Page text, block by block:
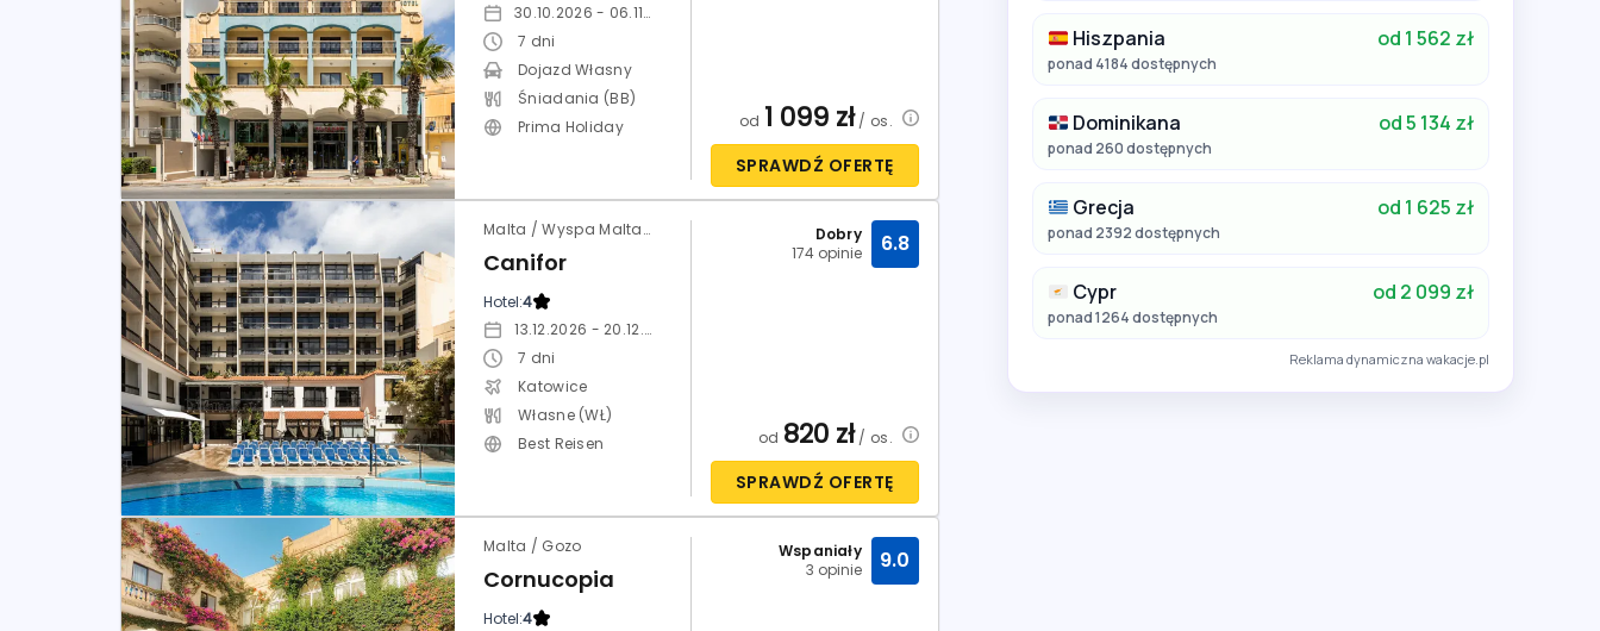
30.10.2026 - 06.11.2026
7 dni
Dojazd Własny
Śniadania (BB)
Prima Holiday
od 1 099 zł/ os.
SPRAWDŹ OFERTĘ
Malta / Wyspa Malta / St. Paul's Bay
Canifor
Hotel:4
13.12.2026 - 20.12.2026
7 dni
Katowice
Własne (WŁ)
Best Reisen
Dobry
174 opinie
6.8
od 820 zł/ os.
SPRAWDŹ OFERTĘ
Malta / Gozo
Cornucopia
Hotel:4
Wspaniały
3 opinie
9.0
Hiszpania od 1 562 zł
ponad 4184 dostępnych
Dominikana od 5 134 zł
ponad 260 dostępnych
Grecja od 1 625 zł
ponad 2392 dostępnych
Cypr od 2 099 zł
ponad 1264 dostępnych
Reklama dynamiczna wakacje.pl